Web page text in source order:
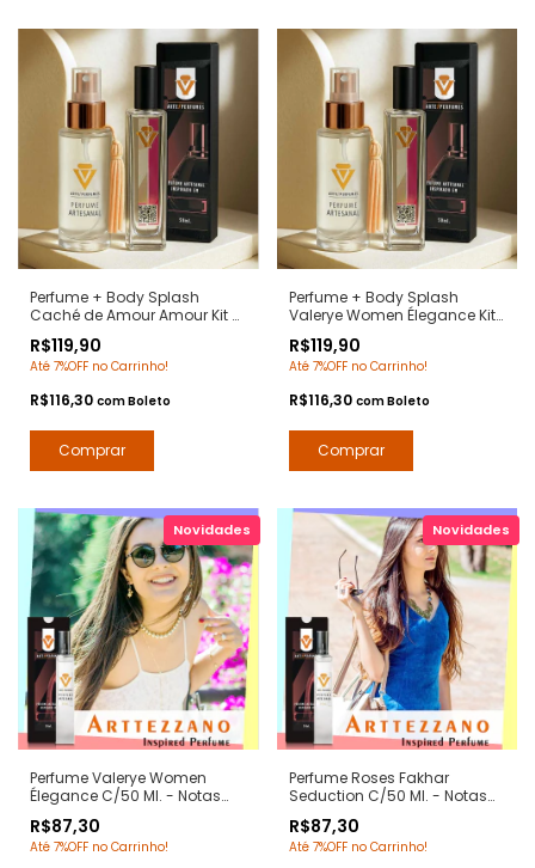
Perfume + Body Splash
Caché de Amour Amour Kit 2
Cacharrel - Contratipos
Premium - Arte 1 Perfumes
R$119,90
Até 7%OFF no Carrinho!
R$116,30 comBoleto
Perfume + Body Splash
Valerye Women Élegance Kit
Parfuns de Marly -
Contratipos Premium - Arte 1
R$119,90
Até 7%OFF no Carrinho!
R$116,30 comBoleto
Perfume Valerye Women
Élegance C/50 Ml. - Notas
Contratipos Premium - Arte 1
Perfumes
R$87,30
Até 7%OFF no Carrinho!
Perfume Roses Fakhar
Seduction C/50 Ml. - Notas
Contratipos Premium - Arte 1
Perfumes
R$87,30
Até 7%OFF no Carrinho!